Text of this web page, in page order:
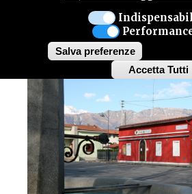
Salva preferenze
Accetta Tutti
TAGLIAMENTO